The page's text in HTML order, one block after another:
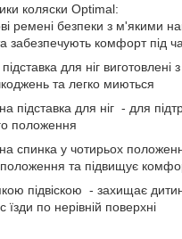
коляски Optimal:
ремені безпеки з м'якими
забезпечують комфорт під
для ніг виготовлені
та легко миються
підставка для ніг - для
положення
спинка у чотирьох
та підвищує
підвіскою - захищає
їзди по нерівній поверхні